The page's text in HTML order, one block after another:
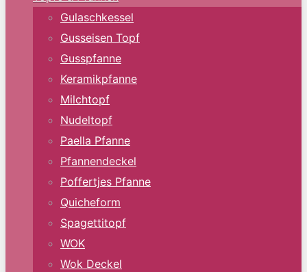
Gulaschkessel
Gusseisen Topf
Gusspfanne
Keramikpfanne
Milchtopf
Nudeltopf
Paella Pfanne
Pfannendeckel
Poffertjes Pfanne
Quicheform
Spagettitopf
WOK
Wok Deckel